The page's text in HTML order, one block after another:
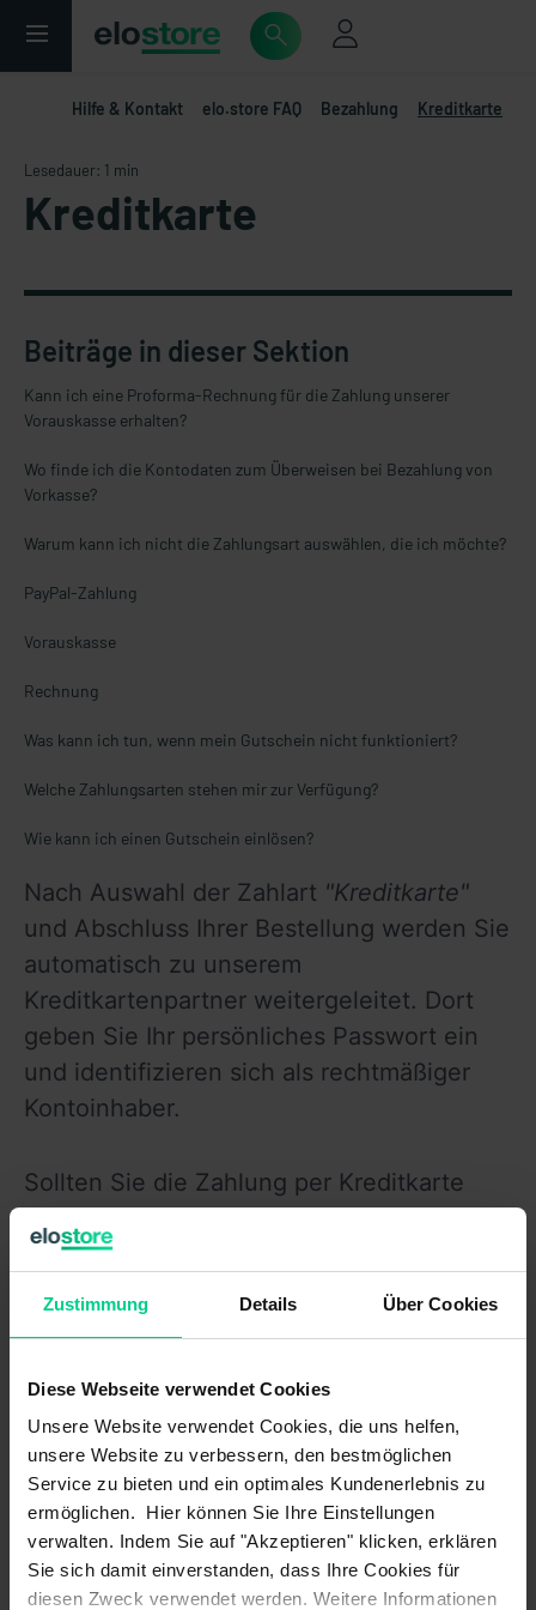
Zustimmung Details Über Cookies
Diese Webseite verwendet Cookies
Unsere Website verwendet Cookies, die uns helfen,
unsere Website zu verbessern, den bestmöglichen
Service zu bieten und ein optimales Kundenerlebnis zu
ermöglichen. Hier können Sie Ihre Einstellungen
verwalten. Indem Sie auf "Akzeptieren" klicken, erklären
Sie sich damit einverstanden, dass Ihre Cookies für
diesen Zweck verwendet werden. Weitere Informationen
Hilfe & Kontakt elo.store FAQ Bezahlung Kreditkarte
Lesedauer: 1 min
Kreditkarte
Beiträge in dieser Sektion
Kann ich eine Proforma-Rechnung für die Zahlung unserer
Vorauskasse erhalten?
Wo finde ich die Kontodaten zum Überweisen bei Bezahlung von
Vorkasse?
Warum kann ich nicht die Zahlungsart auswählen, die ich möchte?
PayPal-Zahlung
Vorauskasse
Rechnung
Was kann ich tun, wenn mein Gutschein nicht funktioniert?
Welche Zahlungsarten stehen mir zur Verfügung?
Wie kann ich einen Gutschein einlösen?
Nach Auswahl der Zahlart "Kreditkarte"
und Abschluss Ihrer Bestellung werden Sie
automatisch zu unserem
Kreditkartenpartner weitergeleitet. Dort
geben Sie Ihr persönliches Passwort ein
und identifizieren sich als rechtmäßiger
Kontoinhaber.
Sollten Sie die Zahlung per Kreditkarte
dem Zeitpunkt, an welchem wir Ihre
Bestellung zum Versand bringen.
Kreditkarten von Visa, MasterCard inkl.
Maestro bezahlen.